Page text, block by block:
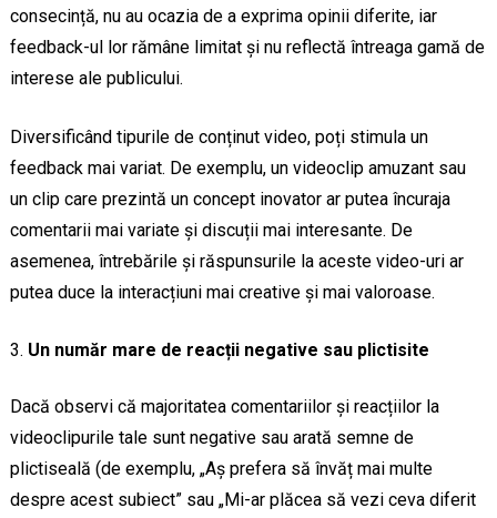
consecință, nu au ocazia de a exprima opinii diferite, iar
feedback-ul lor rămâne limitat și nu reflectă întreaga gamă de
interese ale publicului.
Diversificând tipurile de conținut video, poți stimula un
feedback mai variat. De exemplu, un videoclip amuzant sau
un clip care prezintă un concept inovator ar putea încuraja
comentarii mai variate și discuții mai interesante. De
asemenea, întrebările și răspunsurile la aceste video-uri ar
putea duce la interacțiuni mai creative și mai valoroase.
Un număr mare de reacții negative sau plictisite
Dacă observi că majoritatea comentariilor și reacțiilor la
videoclipurile tale sunt negative sau arată semne de
plictiseală (de exemplu, „Aș prefera să învăț mai multe
despre acest subiect” sau „Mi-ar plăcea să vezi ceva diferit